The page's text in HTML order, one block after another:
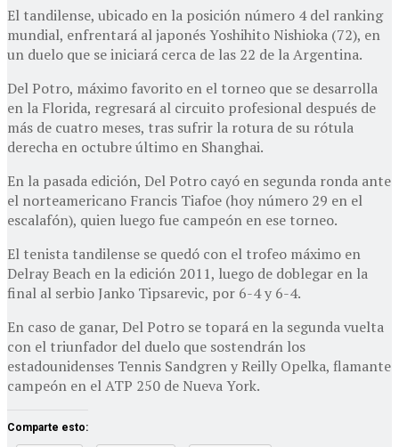
El tandilense, ubicado en la posición número 4 del ranking
mundial, enfrentará al japonés Yoshihito Nishioka (72), en
un duelo que se iniciará cerca de las 22 de la Argentina.
Del Potro, máximo favorito en el torneo que se desarrolla
en la Florida, regresará al circuito profesional después de
más de cuatro meses, tras sufrir la rotura de su rótula
derecha en octubre último en Shanghai.
En la pasada edición, Del Potro cayó en segunda ronda ante
el norteamericano Francis Tiafoe (hoy número 29 en el
escalafón), quien luego fue campeón en ese torneo.
El tenista tandilense se quedó con el trofeo máximo en
Delray Beach en la edición 2011, luego de doblegar en la
final al serbio Janko Tipsarevic, por 6-4 y 6-4.
En caso de ganar, Del Potro se topará en la segunda vuelta
con el triunfador del duelo que sostendrán los
estadounidenses Tennis Sandgren y Reilly Opelka, flamante
campeón en el ATP 250 de Nueva York.
Comparte esto: